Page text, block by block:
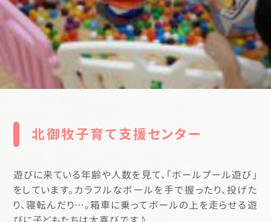
北御牧子育て支援センター
遊びに来ている年齢や人数を見て、「ボールプール遊び」
をしています。カラフルなボールを手で握ったり、投げた
り、寝転んだり…。箱車に乗ってボールの上を走らせる遊